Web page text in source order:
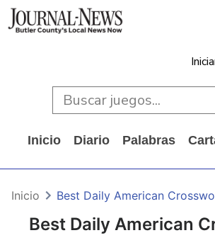
Inicio Diario Palabras
Best Daily American
Inicio Best Daily American